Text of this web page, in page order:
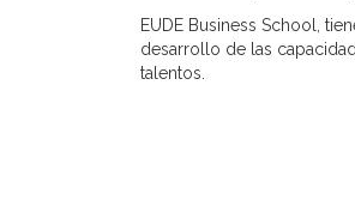
EUDE Business School,
desarrollo de las
talentos.